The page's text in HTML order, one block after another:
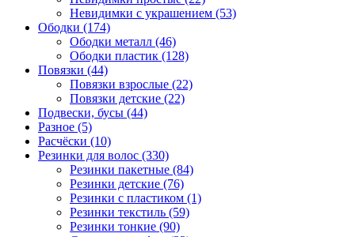
Невидимки с украшением (53)
Ободки (174)
Ободки металл (46)
Ободки пластик (128)
Повязки (44)
Повязки взрослые (22)
Повязки детские (22)
Подвески, бусы (44)
Разное (5)
Расчёски (10)
Резинки для волос (330)
Резинки пакетные (84)
Резинки детские (76)
Резинки с пластиком (1)
Резинки текстиль (59)
Резинки тонкие (90)